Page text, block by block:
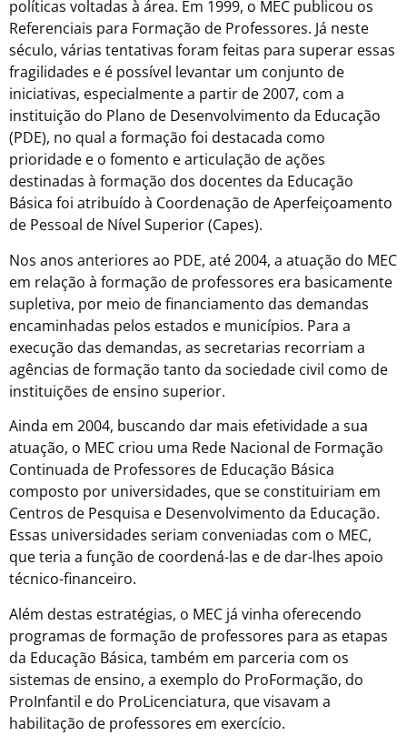
políticas voltadas à área. Em 1999, o MEC publicou os
Referenciais para Formação de Professores. Já neste
século, várias tentativas foram feitas para superar essas
fragilidades e é possível levantar um conjunto de
iniciativas, especialmente a partir de 2007, com a
instituição do Plano de Desenvolvimento da Educação
(PDE), no qual a formação foi destacada como
prioridade e o fomento e articulação de ações
destinadas à formação dos docentes da Educação
Básica foi atribuído à Coordenação de Aperfeiçoamento
de Pessoal de Nível Superior (Capes).
Nos anos anteriores ao PDE, até 2004, a atuação do MEC
em relação à formação de professores era basicamente
supletiva, por meio de financiamento das demandas
encaminhadas pelos estados e municípios. Para a
execução das demandas, as secretarias recorriam a
agências de formação tanto da sociedade civil como de
instituições de ensino superior.
Ainda em 2004, buscando dar mais efetividade a sua
atuação, o MEC criou uma Rede Nacional de Formação
Continuada de Professores de Educação Básica
composto por universidades, que se constituiriam em
Centros de Pesquisa e Desenvolvimento da Educação.
Essas universidades seriam conveniadas com o MEC,
que teria a função de coordená-las e de dar-lhes apoio
técnico-financeiro.
Além destas estratégias, o MEC já vinha oferecendo
programas de formação de professores para as etapas
da Educação Básica, também em parceria com os
sistemas de ensino, a exemplo do ProFormação, do
ProInfantil e do ProLicenciatura, que visavam a
habilitação de professores em exercício.